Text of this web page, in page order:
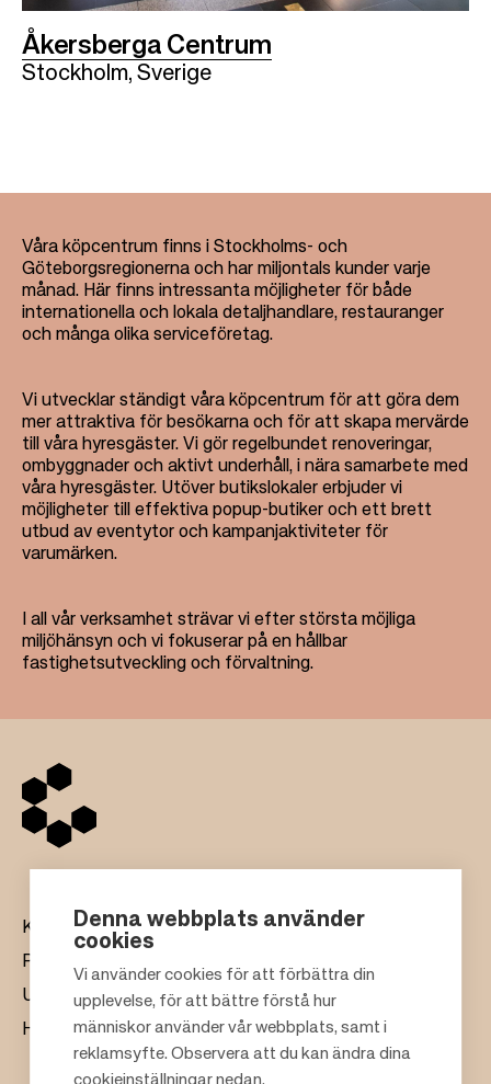
Åkersberga Centrum
Stockholm, Sverige
Våra köpcentrum finns i Stockholms- och
Göteborgsregionerna och har miljontals kunder varje
månad. Här finns intressanta möjligheter för både
internationella och lokala detaljhandlare, restauranger
och många olika serviceföretag.
Vi utvecklar ständigt våra köpcentrum för att göra dem
mer attraktiva för besökarna och för att skapa mervärde
till våra hyresgäster. Vi gör regelbundet renoveringar,
ombyggnader och aktivt underhåll, i nära samarbete med
våra hyresgäster. Utöver butikslokaler erbjuder vi
möjligheter till effektiva popup-butiker och ett brett
utbud av eventytor och kampanjaktiviteter för
varumärken.
I all vår verksamhet strävar vi efter största möjliga
miljöhänsyn och vi fokuserar på en hållbar
fastighetsutveckling och förvaltning.
o
Köpcentrum
Presentkort
Uthyrning
Hållbarhet
Denna webbplats använder
cookies
Vi använder cookies för att förbättra din
upplevelse, för att bättre förstå hur
människor använder vår webbplats, samt i
reklamsyfte. Observera att du kan ändra dina
cookieinställningar nedan.